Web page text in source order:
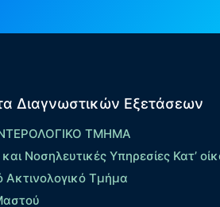
Διαγνωστικών Εξετάσεων
ΤΜΗΜΑ
και Νοσηλευτικές Υπηρεσίες Κατ’
Ακτινολογικό Τμήμα